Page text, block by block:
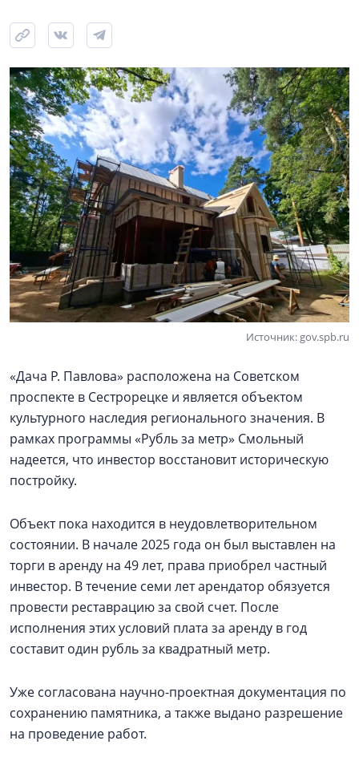
Источник: gov.spb.ru
«Дача Р. Павлова» расположена на Советском
проспекте в Сестрорецке и является объектом
культурного наследия регионального значения. В
рамках программы «Рубль за метр» Смольный
надеется, что инвестор восстановит историческую
постройку.
Объект пока находится в неудовлетворительном
состоянии. В начале 2025 года он был выставлен на
торги в аренду на 49 лет, права приобрел частный
инвестор. В течение семи лет арендатор обязуется
провести реставрацию за свой счет. После
исполнения этих условий плата за аренду в год
составит один рубль за квадратный метр.
Уже согласована научно-проектная документация по
сохранению памятника, а также выдано разрешение
на проведение работ.